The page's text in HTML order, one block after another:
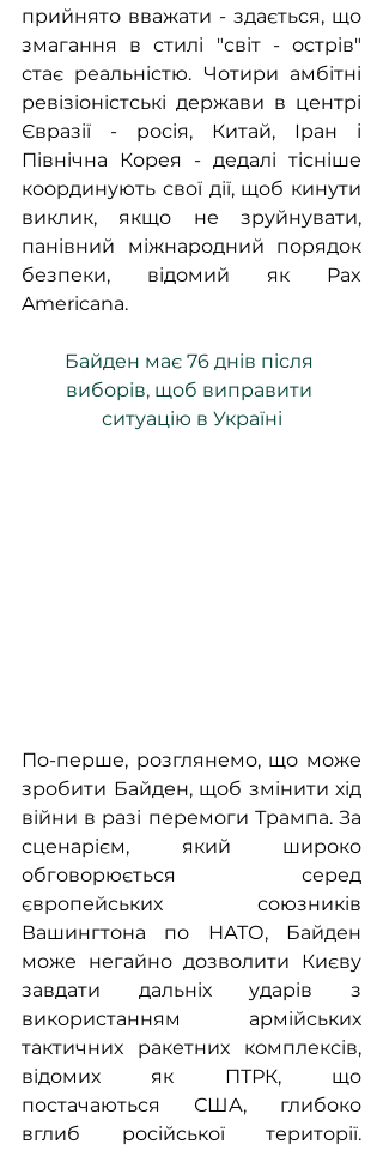
прийнято вважати - здається, що
змагання в стилі "світ - острів"
стає реальністю. Чотири амбітні
ревізіоністські держави в центрі
Євразії - росія, Китай, Іран і
Північна Корея - дедалі тісніше
координують свої дії, щоб кинути
виклик, якщо не зруйнувати,
панівний міжнародний порядок
безпеки, відомий як Pax
Americana.
Байден має 76 днів після
виборів, щоб виправити
ситуацію в Україні
По-перше, розглянемо, що може
зробити Байден, щоб змінити хід
війни в разі перемоги Трампа. За
сценарієм, який широко
обговорюється серед
європейських союзників
Вашингтона по НАТО, Байден
може негайно дозволити Києву
завдати дальніх ударів з
використанням армійських
тактичних ракетних комплексів,
відомих як ПТРК, що
постачаються США, глибоко
вглиб російської території.